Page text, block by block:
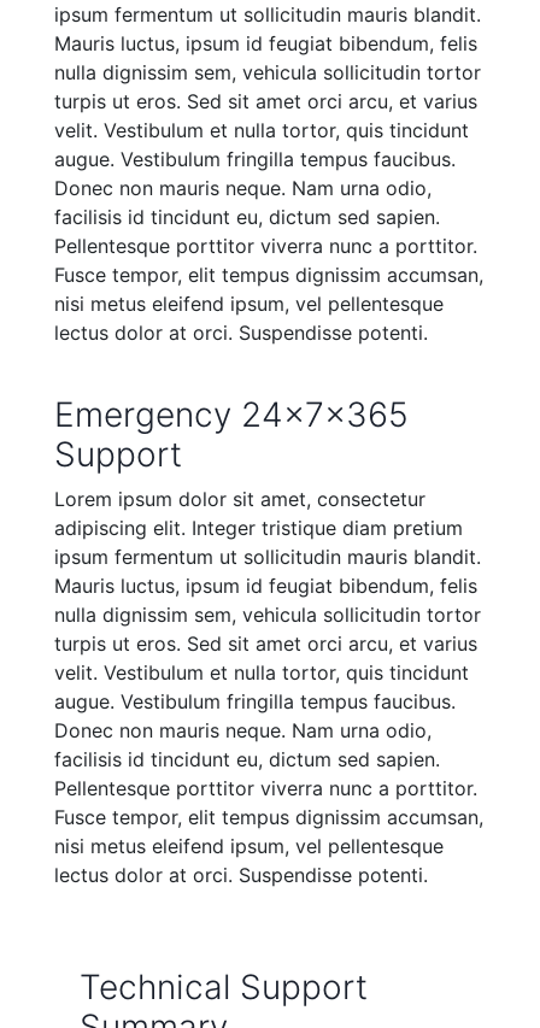
ipsum fermentum ut sollicitudin mauris blandit.
Mauris luctus, ipsum id feugiat bibendum, felis
nulla dignissim sem, vehicula sollicitudin tortor
turpis ut eros. Sed sit amet orci arcu, et varius
velit. Vestibulum et nulla tortor, quis tincidunt
augue. Vestibulum fringilla tempus faucibus.
Donec non mauris neque. Nam urna odio,
facilisis id tincidunt eu, dictum sed sapien.
Pellentesque porttitor viverra nunc a porttitor.
Fusce tempor, elit tempus dignissim accumsan,
nisi metus eleifend ipsum, vel pellentesque
lectus dolor at orci. Suspendisse potenti.
Emergency 24x7x365
Support
Lorem ipsum dolor sit amet, consectetur
adipiscing elit. Integer tristique diam pretium
ipsum fermentum ut sollicitudin mauris blandit.
Mauris luctus, ipsum id feugiat bibendum, felis
nulla dignissim sem, vehicula sollicitudin tortor
turpis ut eros. Sed sit amet orci arcu, et varius
velit. Vestibulum et nulla tortor, quis tincidunt
augue. Vestibulum fringilla tempus faucibus.
Donec non mauris neque. Nam urna odio,
facilisis id tincidunt eu, dictum sed sapien.
Pellentesque porttitor viverra nunc a porttitor.
Fusce tempor, elit tempus dignissim accumsan,
nisi metus eleifend ipsum, vel pellentesque
lectus dolor at orci. Suspendisse potenti.
Technical Support